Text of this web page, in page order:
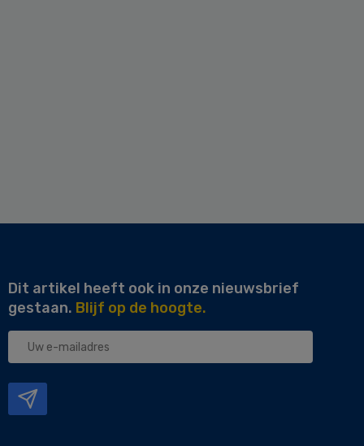
Dit artikel heeft ook in onze nieuwsbrief
gestaan. Blijf op de hoogte.
Uw